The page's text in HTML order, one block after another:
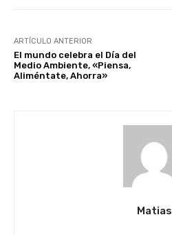
ARTÍCULO ANTERIOR
El mundo celebra el Día del
Medio Ambiente, «Piensa,
Aliméntate, Ahorra»
Matias